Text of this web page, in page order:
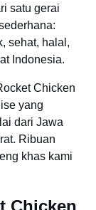
satu gerai
sehat, halal,
Indonesia.
Chicken
yang
dari Jawa
Ribuan
khas kami
Chicken